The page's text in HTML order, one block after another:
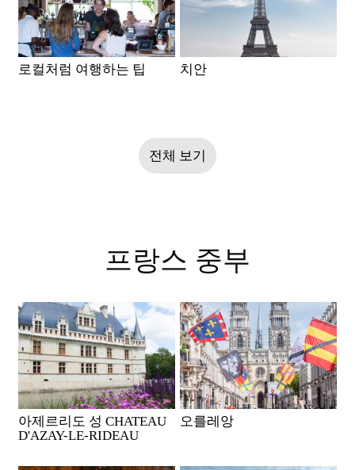
로컬처럼 여행하는 팁 치안
전체 보기
프랑스 중부
아제르리도 성 CHATEAU
D'AZAY-LE-RIDEAU
오를레앙